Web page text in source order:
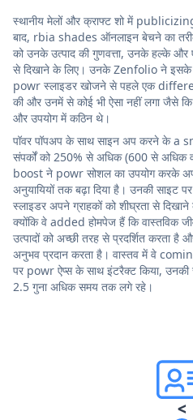
स्थानीय मेलों और क्राफ्ट शो में
बाद, rbia shades ऑनलाइन बेचने का
को उनके उत्पाद की गुणवत्ता, उनके हल्के और
से दिखाने के लिए। उनके Zenfolio ने इसके
powr स्लाइडर खोजने से पहले एक
की और उनमें से कोई भी ऐसा नहीं लगा जैसे
और उपयोग में कठिन थे।
पॉवर पॉपअप के साथ साइन अप करने के
संपर्कों को 250% से अधिक (600 से अधिक
boost ने powr सोशल का उपयोग करके
अनुयायियों तक बढ़ा दिया है। उनकी
स्लाइडर अपने ग्राहकों को शीघ्रता से
क्योंकि वे added होमपेज हैं कि वास्तविक
उत्पादों को अच्छी तरह से प्रदर्शित करता
अनुभव प्रदान करता है। वास्तव में वे
पर powr ऐप्स के साथ इंटरैक्ट किया, उनकी
2.5 गुना अधिक समय तक लगे रहे।
<